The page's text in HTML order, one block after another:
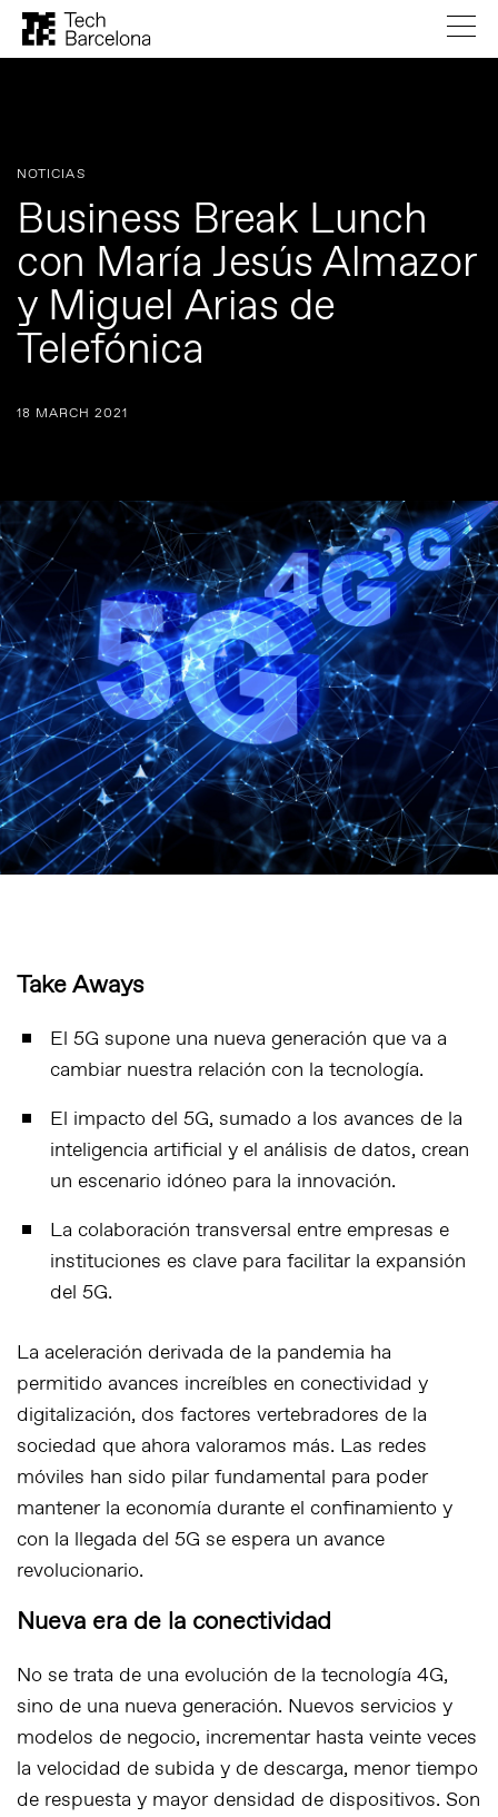
NOTICIAS
Business Break Lunch
con María Jesús Almazor
y Miguel Arias de
Telefónica
18 MARCH 2021
Take Aways
El 5G supone una nueva generación que va a
cambiar nuestra relación con la tecnología.
El impacto del 5G, sumado a los avances de la
inteligencia artificial y el análisis de datos, crean
un escenario idóneo para la innovación.
La colaboración transversal entre empresas e
instituciones es clave para facilitar la expansión
del 5G.
La aceleración derivada de la pandemia ha
permitido avances increíbles en conectividad y
digitalización, dos factores vertebradores de la
sociedad que ahora valoramos más. Las redes
móviles han sido pilar fundamental para poder
mantener la economía durante el confinamiento y
con la llegada del 5G se espera un avance
revolucionario.
Nueva era de la conectividad
No se trata de una evolución de la tecnología 4G,
sino de una nueva generación. Nuevos servicios y
modelos de negocio, incrementar hasta veinte veces
la velocidad de subida y de descarga, menor tiempo
de respuesta y mayor densidad de dispositivos. Son